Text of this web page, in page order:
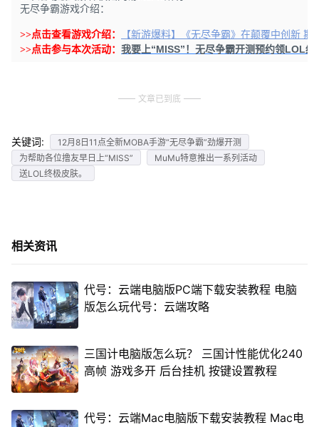
无尽争霸游戏介绍：
>>点击查看游戏介绍：
【新游爆料】《无尽争霸》在颠覆中创新 期
>>点击参与本次活动： 我要上“MISS”！无尽争霸开测预约领LOL终
文章已到底
关键词:
12月8日11点全新MOBA手游“无尽争霸”劲爆开测
为帮助各位撸友早日上“MISS”
MuMu特意推出一系列活动
送LOL终极皮肤。
相关资讯
代号：云端电脑版PC端下载安装教程 电脑
版怎么玩代号：云端攻略
三国计电脑版怎么玩？ 三国计性能优化240
高帧 游戏多开 后台挂机 按键设置教程
代号：云端Mac电脑版下载安装教程 Mac电